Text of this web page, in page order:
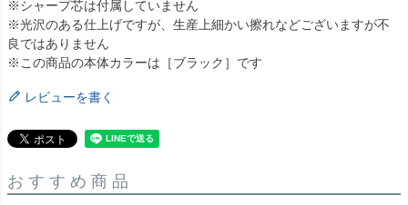
※シャープ芯は付属していません
※光沢のある仕上げですが、生産上細かい擦れなどございますが不
良ではありません
※この商品の本体カラーは［ブラック］です
レビューを書く
おすすめ商品